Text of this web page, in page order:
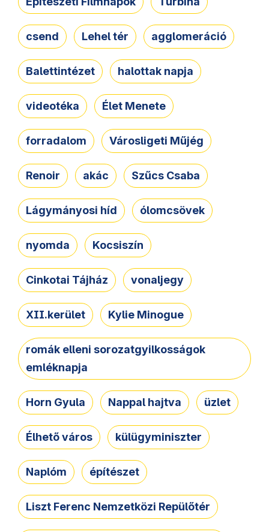
csend Lehel tér agglomeráció
Balettintézet halottak napja
videotéka Élet Menete
forradalom Városligeti Műjég
Renoir akác Szűcs Csaba
Lágymányosi híd ólomcsövek
nyomda Kocsiszín
Cinkotai Tájház vonaljegy
XII.kerület Kylie Minogue
romák elleni sorozatgyilkosságok
emléknapja
Horn Gyula Nappal hajtva üzlet
Élhető város külügyminiszter
Naplóm építészet
Liszt Ferenc Nemzetközi Repülőtér